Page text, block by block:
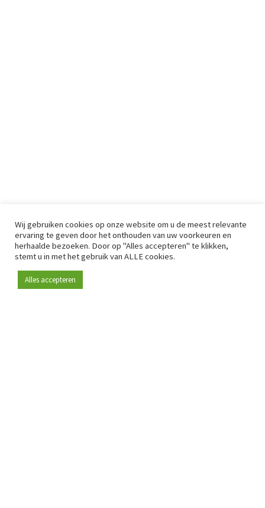
Wij gebruiken cookies op onze website om u de meest relevante
ervaring te geven door het onthouden van uw voorkeuren en
herhaalde bezoeken. Door op "Alles accepteren" te klikken,
stemt u in met het gebruik van ALLE cookies.
Alles accepteren